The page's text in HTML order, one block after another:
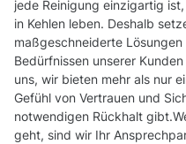
jede Reinigung einzigartig
in Kehlen leben. Deshalb
maßgeschneiderte
Bedürfnissen unserer
uns, wir bieten mehr als nur
Gefühl von Vertrauen und
notwendigen Rückhalt
geht, sind wir Ihr